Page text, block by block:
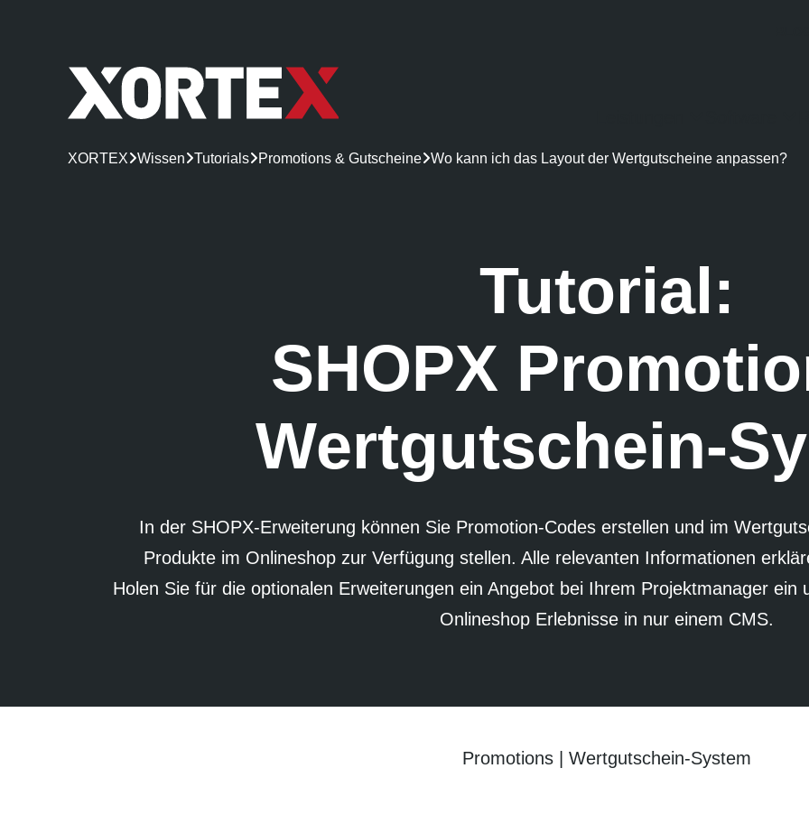
XORTEXWissenTutorialsPromotions & GutscheineWo kann ich das Layout der Wertgutscheine anpassen?
Tutorial:
SHOPX
Wertgutschein-
In der SHOPX-Erweiterung können Sie Promotion-Codes erstellen und im
Produkte im Online­shop zur Verfügung stellen. Alle relevanten Informationen
Holen Sie für die optionalen Erweiterungen ein Angebot bei Ihrem Projekt­manager ein
Online­shop Erlebnisse in nur einem CMS.
Promotions Wertgutschein-System